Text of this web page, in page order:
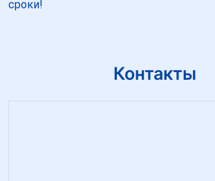
сроки!
Контакты